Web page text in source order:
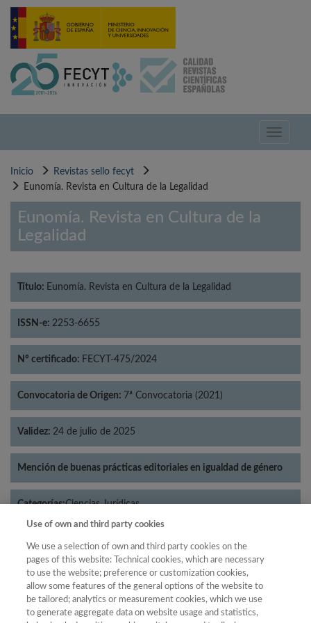
Pasar
contenido
Toggle
Inicio
Revistas sello fecyt
Eunomía. Revista en Cultura de la Legalidad
Eunomía. Revista en Cultura de la
Legalidad
Título: Eunomía. Revista en Cultura de la Legalidad
ISSN-e: 2253-6655
Nº certificado: FECYT-475/2024
Convocatoria de Origen: 7ª Convocatoria (2021)
Validez: 24 de julio de 2025
Mención de buenas prácticas editoriales en igualdad de género
Categorías:Ciencias Jurídicas
Año
Año Filtrar
Use of own and third party cookies
We use a selection of own and third party cookies on the
pages of this website: Technical cookies, which are necessary
to use the website; preference or customization cookies,
allow some features of the general options of the website to
be tailored; analytics or measurement cookies, which we use
to generate aggregate data on website usage and statistics,